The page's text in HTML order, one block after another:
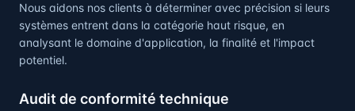
Nous aidons nos clients à déterminer avec précision si leurs
systèmes entrent dans la catégorie haut risque, en
analysant le domaine d'application, la finalité et l'impact
potentiel.
Audit de conformité technique